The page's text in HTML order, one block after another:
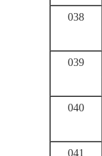
038
039
040
041